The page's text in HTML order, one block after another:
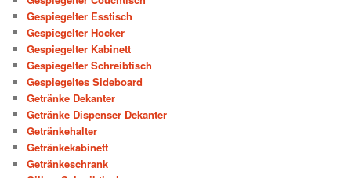
Gespiegelter Esstisch
Gespiegelter Hocker
Gespiegelter Kabinett
Gespiegelter Schreibtisch
Gespiegeltes Sideboard
Getränke Dekanter
Getränke Dispenser Dekanter
Getränkehalter
Getränkekabinett
Getränkeschrank